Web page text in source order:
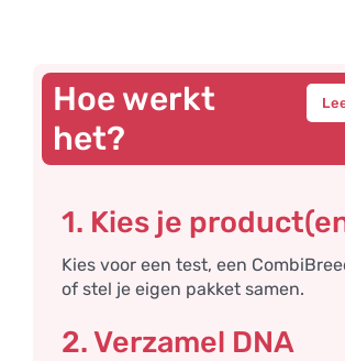
Hoe werkt
het?
1. Kies je
Kies voor een test, een
of stel je eigen pakket samen.
2. Verzamel DNA